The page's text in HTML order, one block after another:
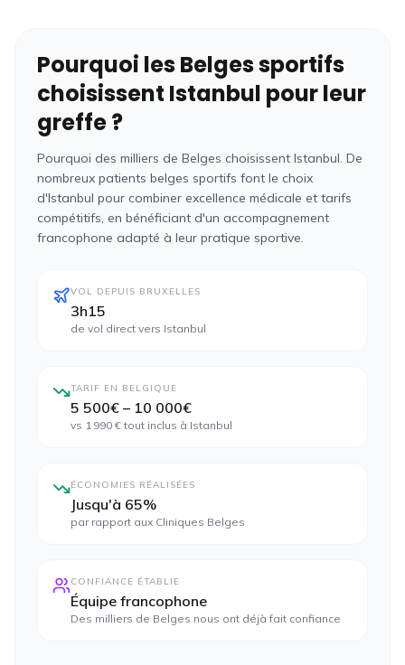
Pourquoi lesBelgessportifs
choisissent Istanbul pour leur
greffe ?
Pourquoi des milliers de Belges choisissent Istanbul . De
nombreux patients belges sportifs font le choix
d'Istanbul pour combiner excellence médicale et tarifs
compétitifs, en bénéficiant d'un accompagnement
francophone adapté à leur pratique sportive.
VOL DEPUIS BRUXELLES
3h15
de vol direct vers Istanbul
TARIF EN BELGIQUE
5 500€ – 10 000€
vs 1 990 € tout inclus à Istanbul
ÉCONOMIES RÉALISÉES
Jusqu'à 65%
par rapport aux Cliniques Belges
CONFIANCE ÉTABLIE
Équipe francophone
Des milliers de Belges nous ont déjà fait confiance